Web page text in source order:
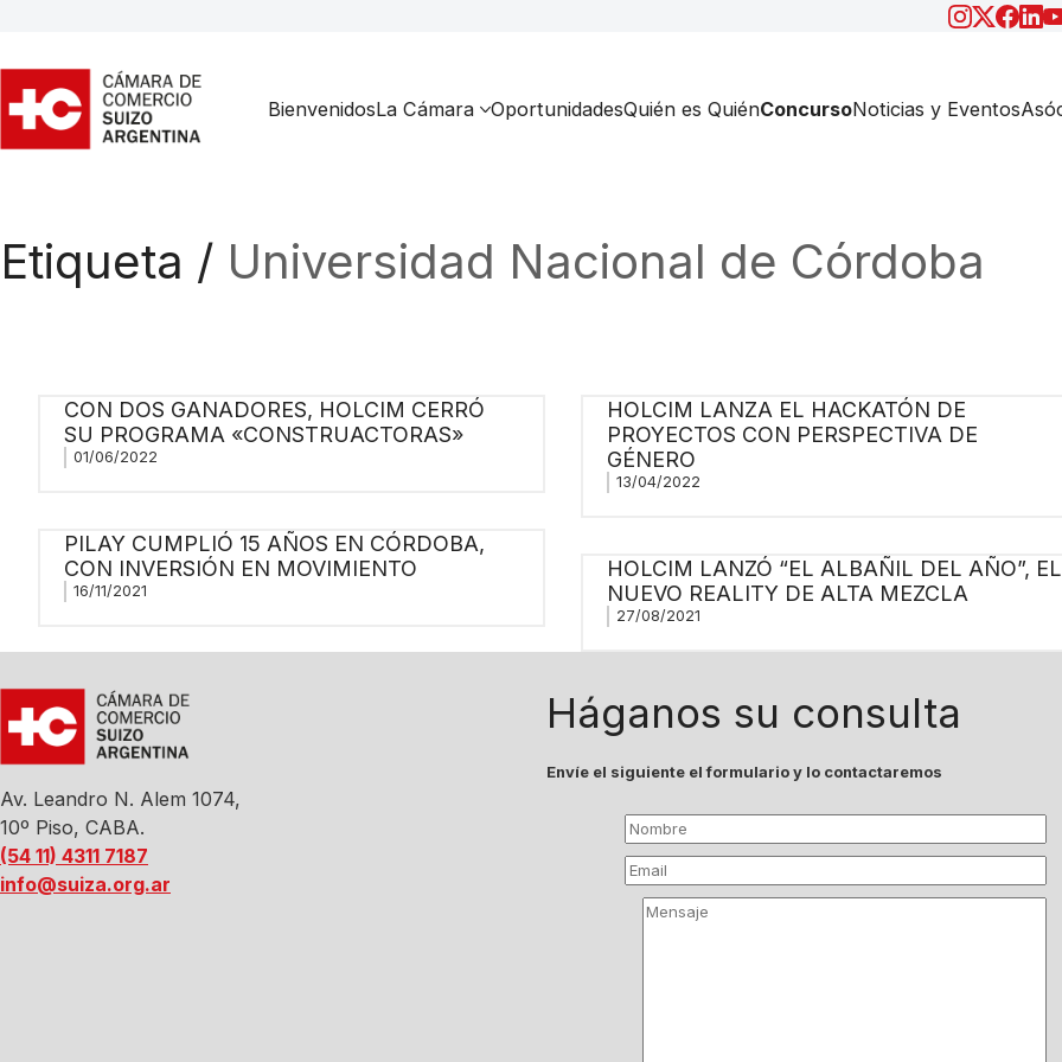
BienvenidosLa Cámara OportunidadesQuién es QuiénConcursoNoticias y Eventos
Etiqueta / Universidad Nacional de Córdoba
CON DOS GANADORES, HOLCIM CERRÓ
SU PROGRAMA «CONSTRUACTORAS»
01/06/2022
HOLCIM LANZA EL HACKATÓN DE
PROYECTOS CON PERSPECTIVA DE
GÉNERO
13/04/2022
PILAY CUMPLIÓ 15 AÑOS EN CÓRDOBA,
CON INVERSIÓN EN MOVIMIENTO
16/11/2021
HOLCIM LANZÓ “EL ALBAÑIL DEL AÑO”, EL
NUEVO REALITY DE ALTA MEZCLA
27/08/2021
Av. Leandro N. Alem 1074,
10º Piso, CABA.
(54 11) 4311 7187
info@suiza.org.ar
Háganos su consulta
Envíe el siguiente el formulario y lo contactaremos